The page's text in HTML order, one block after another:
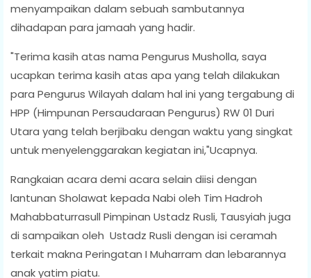
menyampaikan dalam sebuah sambutannya
dihadapan para jamaah yang hadir.
"Terima kasih atas nama Pengurus Musholla, saya
ucapkan terima kasih atas apa yang telah dilakukan
para Pengurus Wilayah dalam hal ini yang tergabung di
HPP (Himpunan Persaudaraan Pengurus) RW 01 Duri
Utara yang telah berjibaku dengan waktu yang singkat
untuk menyelenggarakan kegiatan ini,"Ucapnya.
Rangkaian acara demi acara selain diisi dengan
lantunan Sholawat kepada Nabi oleh Tim Hadroh
Mahabbaturrasull Pimpinan Ustadz Rusli, Tausyiah juga
di sampaikan oleh Ustadz Rusli dengan isi ceramah
terkait makna Peringatan I Muharram dan lebarannya
anak yatim piatu.